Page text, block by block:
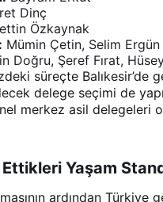
Dinç
Özkaynak
Mümin Çetin, Selim Ergün
Doğru, Şeref Fırat,
süreçte
delege seçimi de
merkez asil delegeleri
Yaşam
ardından